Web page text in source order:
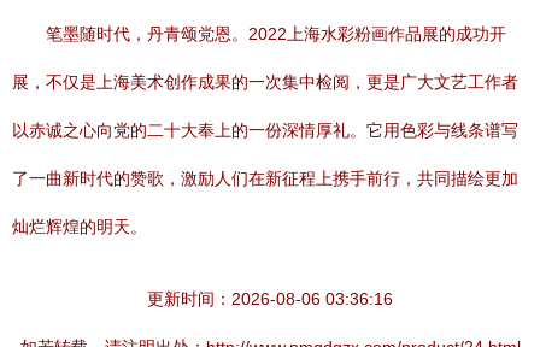
笔墨随时代，丹青颂党恩。2022上海水彩粉画作品展的成功开
展，不仅是上海美术创作成果的一次集中检阅，更是广大文艺工作者
以赤诚之心向党的二十大奉上的一份深情厚礼。它用色彩与线条谱写
了一曲新时代的赞歌，激励人们在新征程上携手前行，共同描绘更加
灿烂辉煌的明天。
更新时间：2026-08-06 03:36:16